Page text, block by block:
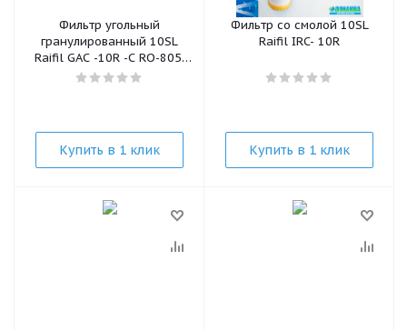
Фильтр угольный
гранулированный 10SL
Raifil GAC -10R -C RO-805,
тонкий
Купить в 1 клик
Фильтр со смолой 10SL
Raifil IRC- 10R
Купить в 1 клик